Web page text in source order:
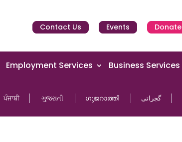
Contact Us Events Donate
Employment Services Business Services
ਪੰਜਾਬੀ ગુજરાતી ഗുജറാത്തി گجراتی